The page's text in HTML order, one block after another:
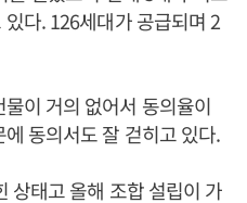
다. 126세대가 공급되며 2
이 거의 없어서 동의율이
동의서도 잘 걷히고 있다.
상태고 올해 조합 설립이 가